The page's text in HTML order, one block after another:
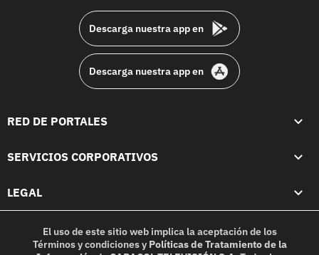
Descarga nuestra app en
Descarga nuestra app en
RED DE PORTALES
SERVICIOS CORPORATIVOS
LEGAL
El uso de este sitio web implica la aceptación de los
Términos y condicionesy Políticas de Tratamiento de la